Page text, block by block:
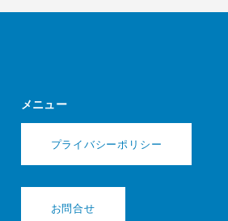
メニュー
プライバシーポリシー
お問合せ